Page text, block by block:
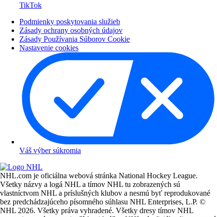
TikTok
Podmienky poskytovania služieb
Zásady ochrany osobných údajov
Zásady Používania Súborov Cookie
Nastavenie cookies
Váš výber súkromia
NHL.com je oficiálna webová stránka National Hockey League.
Všetky názvy a logá NHL a tímov NHL tu zobrazených sú
vlastníctvom NHL a príslušných klubov a nesmú byť reprodukované
bez predchádzajúceho písomného súhlasu NHL Enterprises, L.P. ©
NHL 2026. Všetky práva vyhradené. Všetky dresy tímov NHL